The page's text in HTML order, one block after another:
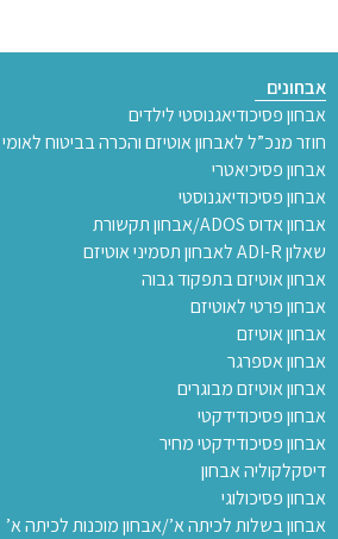
אבחונים
אבחון פסיכודיאגנוסטי לילדים
חוזר מנכ”ל לאבחון אוטיזם והכרה בביטוח לאומי
אבחון פסיכיאטרי
אבחון פסיכודיאגנוסטי
אבחון אדוס ADOS/אבחון תקשורת
שאלון ADI-R לאבחון תסמיני אוטיזם
אבחון אוטיזם בתפקוד גבוה
אבחון פרטי לאוטיזם
אבחון אוטיזם
אבחון אספרגר
אבחון אוטיזם מבוגרים
אבחון פסיכודידקטי
אבחון פסיכודידקטי מחיר
דיסקלקוליה אבחון
אבחון פסיכולוגי
אבחון בשלות לכיתה א’/אבחון מוכנות לכיתה א’